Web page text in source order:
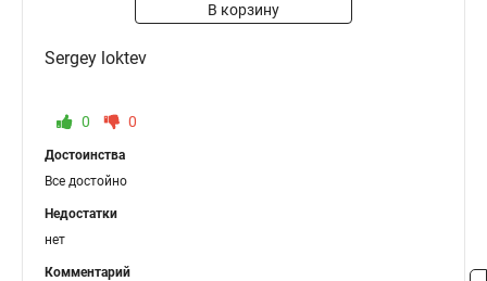
В корзину
Sergey loktev
0 0
Достоинства
Все достойно
Недостатки
нет
Комментарий